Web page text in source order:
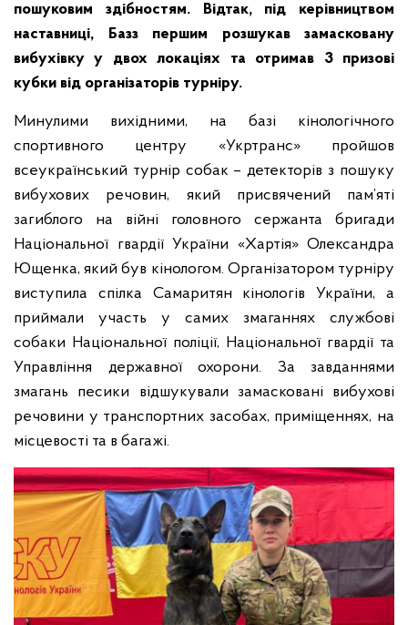
пошуковим здібностям. Відтак, під керівництвом
наставниці, Базз першим розшукав замасковану
вибухівку у двох локаціях та отримав 3 призові
кубки від організаторів турніру.
Минулими вихідними, на базі кінологічного
спортивного центру «Укртранс» пройшов
всеукраїнський турнір собак – детекторів з пошуку
вибухових речовин, який присвячений пам’яті
загиблого на війні головного сержанта бригади
Національної гвардії України «Хартія» Олександра
Ющенка, який був кінологом. Організатором турніру
виступила спілка Самаритян кінологів України, а
приймали участь у самих змаганнях службові
собаки Національної поліції, Національної гвардії та
Управління державної охорони. За завданнями
змагань песики відшукували замасковані вибухові
речовини у транспортних засобах, приміщеннях, на
місцевості та в багажі.